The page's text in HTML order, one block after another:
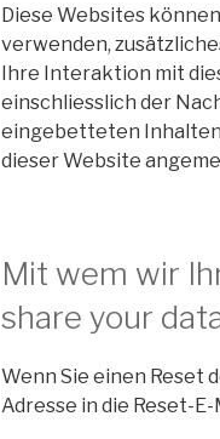
Diese Websites
verwenden,
Ihre Interaktion mit
einschliesslich der
eingebetteten
dieser Website
Mit wem wir
share your
Wenn Sie einen Reset
Adresse in die Reset-